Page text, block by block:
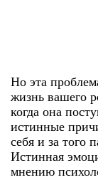
Но эта
жизнь вашего
когда она
истинные
себя и за того
Истинная
мнению